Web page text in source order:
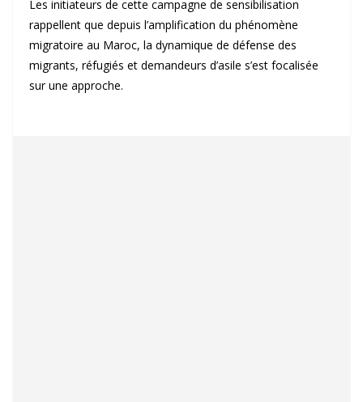
Les initiateurs de cette campagne de sensibilisation
rappellent que depuis l’amplification du phénomène
migratoire au Maroc, la dynamique de défense des
migrants, réfugiés et demandeurs d’asile s’est focalisée
sur une approche.